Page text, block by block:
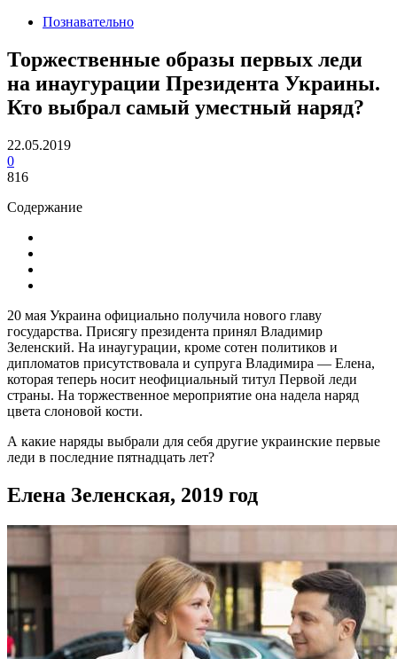
Познавательно
Торжественные образы первых леди
на инаугурации Президента Украины.
Кто выбрал самый уместный наряд?
22.05.2019
0
816
Содержание
20 мая Украина официально получила нового главу
государства. Присягу президента принял Владимир
Зеленский. На инаугурации, кроме сотен политиков и
дипломатов присутствовала и супруга Владимира — Елена,
которая теперь носит неофициальный титул Первой леди
страны. На торжественное мероприятие она надела наряд
цвета слоновой кости.
А какие наряды выбрали для себя другие украинские первые
леди в последние пятнадцать лет?
Елена Зеленская, 2019 год